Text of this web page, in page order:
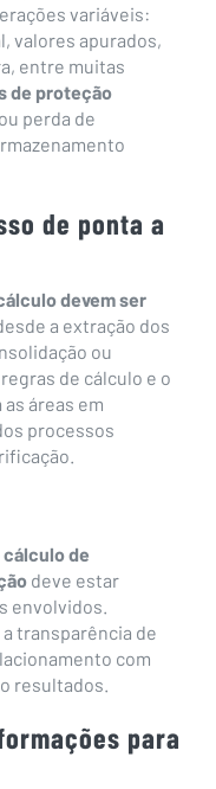
variáveis:
valores apurados,
entre muitas
de proteção
perda de
de ponta a
devem ser
a extração dos
ou
de cálculo e o
áreas em
processos
cálculo de
deve estar
envolvidos.
transparência de
com
resultados.
para